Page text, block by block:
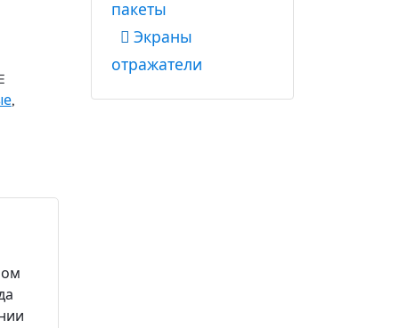
,
пакеты
Экраны
отражатели